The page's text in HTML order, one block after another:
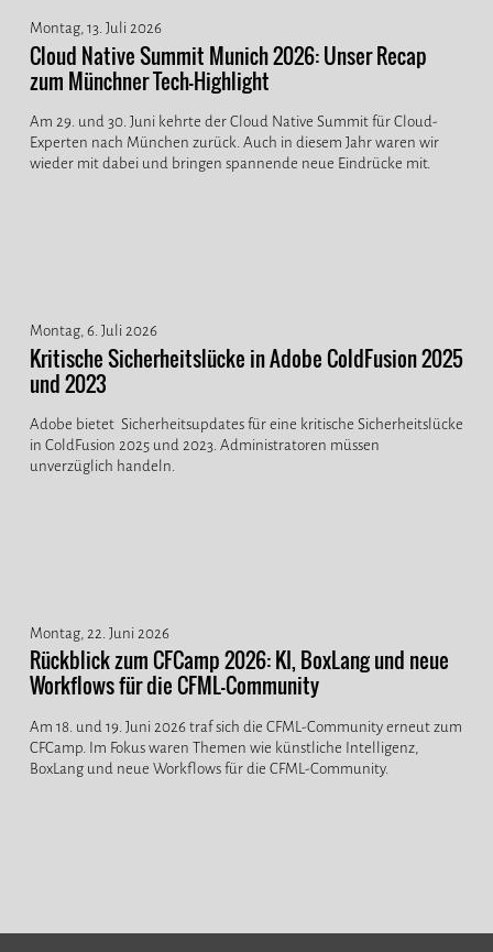
Montag, 13. Juli 2026
Cloud Native Summit Munich 2026: Unser Recap
zum Münchner Tech-Highlight
Am 29. und 30. Juni kehrte der Cloud Native Summit für Cloud-
Experten nach München zurück. Auch in diesem Jahr waren wir
wieder mit dabei und bringen spannende neue Eindrücke mit.
Montag, 6. Juli 2026
Kritische Sicherheitslücke in Adobe ColdFusion 2025
und 2023
Adobe bietet Sicherheitsupdates für eine kritische Sicherheitslücke
in ColdFusion 2025 und 2023. Administratoren müssen
unverzüglich handeln.
Montag, 22. Juni 2026
Rückblick zum CFCamp 2026: KI, BoxLang und neue
Workflows für die CFML-Community
Am 18. und 19. Juni 2026 traf sich die CFML-Community erneut zum
CFCamp. Im Fokus waren Themen wie künstliche Intelligenz,
BoxLang und neue Workflows für die CFML-Community.